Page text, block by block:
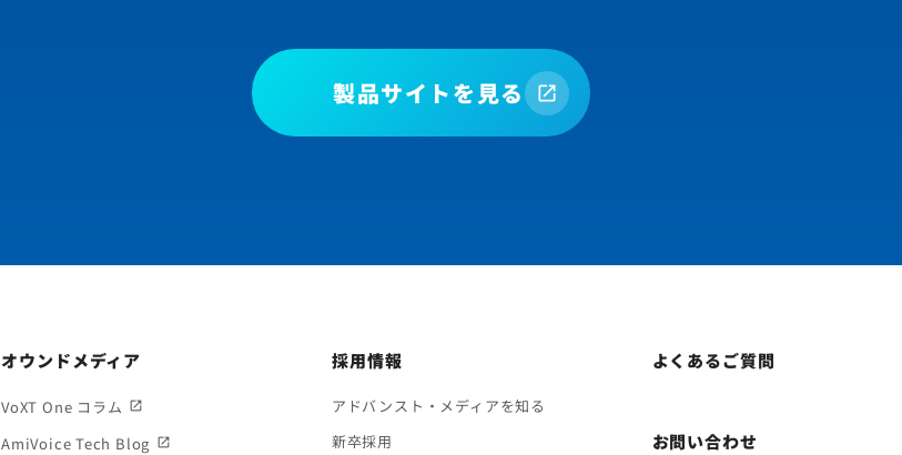
製品サイトを見る
オウンドメディア
VoXT One コラム
AmiVoice Tech Blog
採用情報
アドバンスト・メディアを知る
新卒採用
よくあるご質問
お問い合わせ